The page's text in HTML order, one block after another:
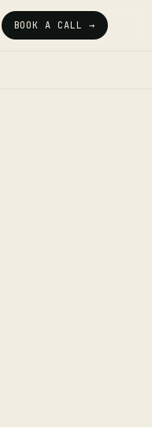
BOOK A CALL →